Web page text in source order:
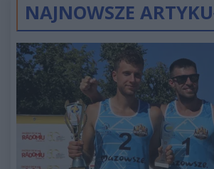
NAJNOWSZE